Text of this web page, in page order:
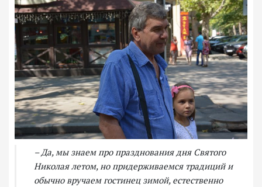
– Да, мы знаем про празднования дня Святого
Николая летом, но придерживаемся традиций и
обычно вручаем гостинец зимой, естественно